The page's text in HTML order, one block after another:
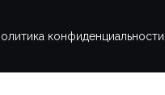
конфиденциальности